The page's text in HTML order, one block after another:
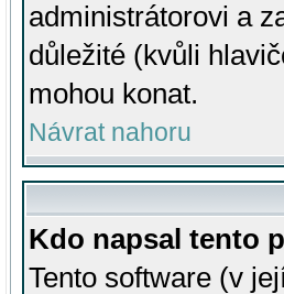
administrátorovi a
důležité (kvůli
mohou konat.
Návrat nahoru
Kdo napsal tento
Tento software (v